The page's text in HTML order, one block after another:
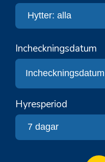
Incheckningsdatum
Hyresperiod